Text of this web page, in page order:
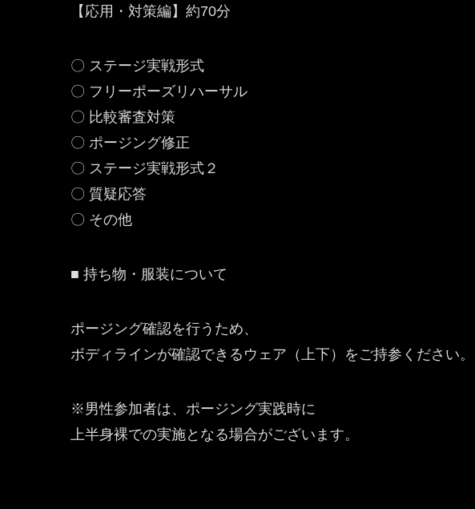
【応用・対策編】約70分
〇 ステージ実戦形式
〇 フリーポーズリハーサル
〇 比較審査対策
〇 ポージング修正
〇 ステージ実戦形式２
〇 質疑応答
〇 その他
■ 持ち物・服装について
ポージング確認を行うため、
ボディラインが確認できるウェア（上下）をご持参ください。
※男性参加者は、ポージング実践時に
上半身裸での実施となる場合がございます。